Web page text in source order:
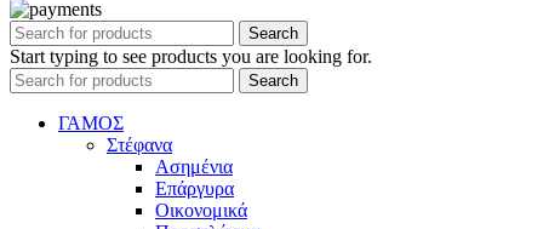
Search
Start typing to see products you are looking for.
Search
ΓΑΜΟΣ
Στέφανα
Ασημένια
Επάργυρα
Οικονομικά